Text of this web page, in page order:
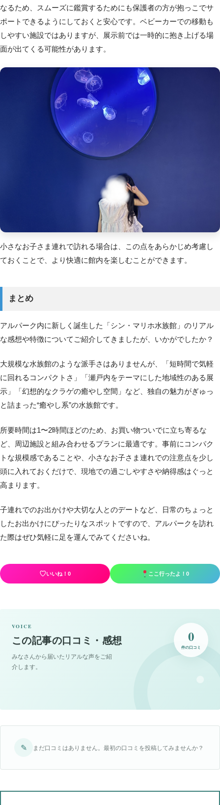
なるため、スムーズに鑑賞するためにも保護者の方が抱っこでサ
ポートできるようにしておくと安心です。ベビーカーでの移動も
しやすい施設ではありますが、展示前では一時的に抱き上げる場
面が出てくる可能性があります。
小さなお子さま連れで訪れる場合は、この点をあらかじめ考慮し
ておくことで、より快適に館内を楽しむことができます。
まとめ
アルパーク内に新しく誕生した「シン・マリホ水族館」のリアル
な感想や特徴についてご紹介してきましたが、いかがでしたか？
大規模な水族館のような派手さはありませんが、「短時間で気軽
に回れるコンパクトさ」「瀬戸内をテーマにした地域性のある展
示」「幻想的なクラゲの癒やし空間」など、独自の魅力がぎゅっ
と詰まった“癒やし系”の水族館です。
所要時間は1〜2時間ほどのため、お買い物ついでに立ち寄るな
ど、周辺施設と組み合わせるプランに最適です。事前にコンパク
トな規模感であることや、小さなお子さま連れでの注意点を少し
頭に入れておくだけで、現地での過ごしやすさや納得感はぐっと
高まります。
子連れでのお出かけや大切な人とのデートなど、日常のちょっと
したお出かけにぴったりなスポットですので、アルパークを訪れ
た際はぜひ気軽に足を運んでみてくださいね。
♡いいね！ 0 ここ行ったよ！0
VOICE
この記事の口コミ・感想
みなさんから届いたリアルな声をご紹
介します。
0
件の口コミ
✎ まだ口コミはありません。最初の口コミを投稿してみませんか？